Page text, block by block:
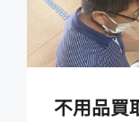
不用品買